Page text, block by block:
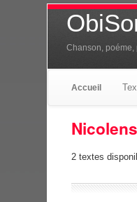
Chanson, poéme,
Accueil
Nicolens
2 textes